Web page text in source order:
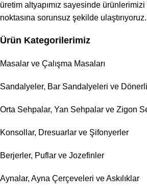
üretim altyapımız sayesinde
noktasına sorunsuz şekilde ulaştırıyoruz.
Ürün Kategorilerimiz
Masalar ve Çalışma Masaları
Sandalyeler, Bar Sandalyeleri ve
Orta Sehpalar, Yan Sehpalar ve Zigon
Konsollar, Dresuarlar ve Şifonyerler
Berjerler, Puflar ve Jozefinler
Aynalar, Ayna Çerçeveleri ve Askılıklar